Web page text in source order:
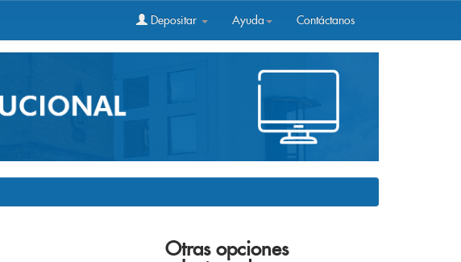
Depositar Ayuda Contáctanos
Otras opciones